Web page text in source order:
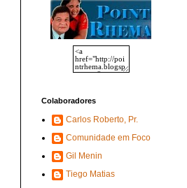
Colaboradores
Carlos Roberto, Pr.
Comunidade em Foco
Gil Menin
Tiego Matias